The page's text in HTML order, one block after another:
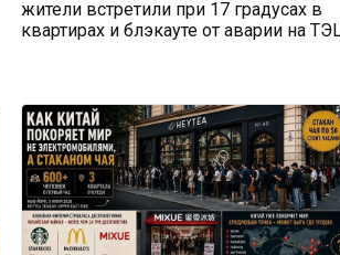
жители встретили при 17 градусах в
квартирах и блэкауте от аварии на